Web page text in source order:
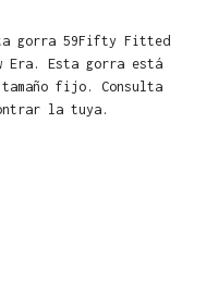
gorra 59Fifty Fitted
Era. Esta gorra está
tamaño fijo. Consulta
la tuya.